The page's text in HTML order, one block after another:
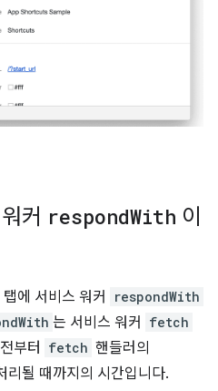
커 respondWith 이
에 서비스 워커 respondWith
는 서비스 워커 fetch
부터 fetch 핸들러의
리될 때까지의 시간입니다.